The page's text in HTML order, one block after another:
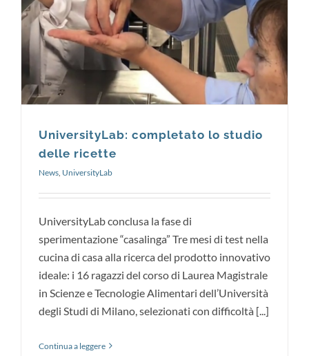
News
UniversityLab: completato lo studio
delle ricette
News UniversityLab
UniversityLab conclusa la fase di
sperimentazione “casalinga” Tre mesi di test nella
cucina di casa alla ricerca del prodotto innovativo
ideale: i 16 ragazzi del corso di Laurea Magistrale
in Scienze e Tecnologie Alimentari dell’Università
degli Studi di Milano, selezionati con difficoltà [...]
Continua a leggere